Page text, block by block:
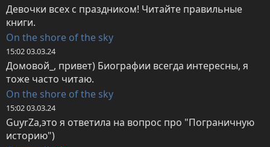
Девочки всех с праздником! Читайте правильные
книги.
On the shore of the sky
15:02 03.03.24
Домовой_, привет) Биографии всегда интересны, я
тоже часто читаю.
On the shore of the sky
15:02 03.03.24
GuyrZa,это я ответила на вопрос про "Пограничную
историю")